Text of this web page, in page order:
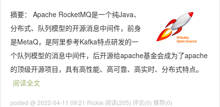
摘要： Apache RocketMQ是一个纯Java、
分布式、队列模型的开源消息中间件，前身
是MetaQ，是阿里参考Kafka特点研发的一
个队列模型的消息中间件，后开源给apache基金会成为了apache
的顶级开源项目，具有高性能、高可靠、高实时、分布式特点。
阅读全文
posted @ 2022-04-11 09:21 Rickie 阅读(205) 评论(0) 推荐(0)